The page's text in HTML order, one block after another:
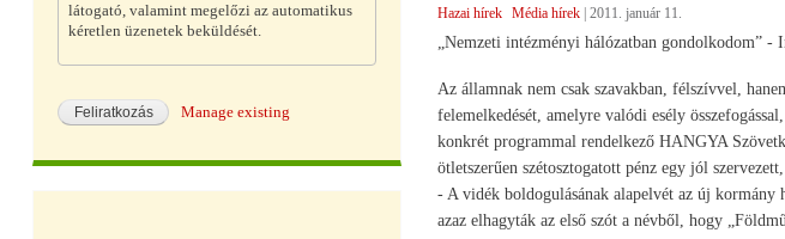
Hazai hírek Média hírek 2011. január 11.
„Nemzeti intézményi hálózatban gondolkodom”
Az államnak nem csak szavakban, félszívvel,
felemelkedését, amelyre valódi esély
konkrét programmal rendelkező HANGYA
ötletszerűen szétosztogatott pénz egy jól
- A vidék boldogulásának alapelvét az új kormány
azaz elhagyták az első szót a névből, hogy
látogató, valamint megelőzi az automatikus
kéretlen üzenetek beküldését.
Manage existing